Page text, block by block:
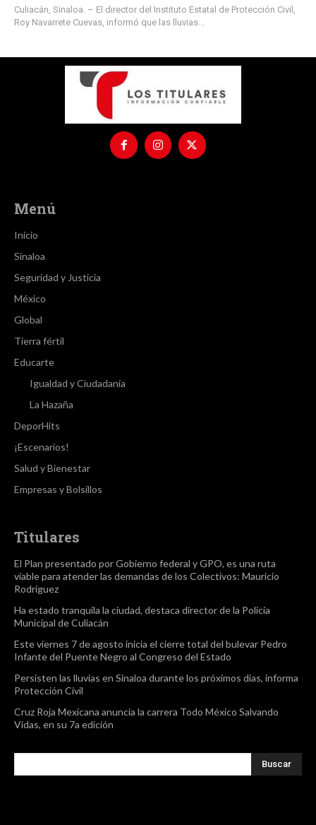
Culiacán, Sinaloa. – El director del Instituto Estatal de Protección Civil,
Roy Navarrete Cuevas, informó que las lluvias...
Menú
Inicio
Sinaloa
Seguridad y Justicia
México
Global
Tierra fértil
Educarte
Igualdad y Ciudadanía
La Hazaña
DeporHits
¡Escenarios!
Salud y Bienestar
Empresas y Bolsillos
Titulares
El Plan presentado por Gobierno federal y GPO, es una ruta
viable para atender las demandas de los Colectivos: Mauricio
Rodríguez
Ha estado tranquila la ciudad, destaca director de la Policía
Municipal de Culiacán
Este viernes 7 de agosto inicia el cierre total del bulevar Pedro
Infante del Puente Negro al Congreso del Estado
Persisten las lluvias en Sinaloa durante los próximos días, informa
Protección Civil
Cruz Roja Mexicana anuncia la carrera Todo México Salvando
Vidas, en su 7a edición
Buscar